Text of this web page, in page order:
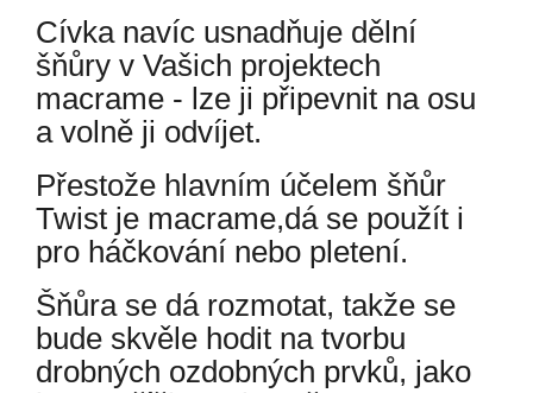
Cívka navíc usnadňuje dělní
šňůry v Vašich projektech
macrame - lze ji připevnit na osu
a volně ji odvíjet.
Přestože hlavním účelem šňůr
Twist je macrame,dá se použít i
pro háčkování nebo pletení.
Šňůra se dá rozmotat, takže se
bude skvěle hodit na tvorbu
drobných ozdobných prvků, jako